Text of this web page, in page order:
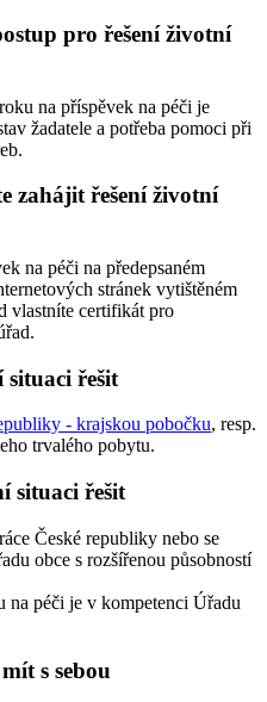
pro řešení životní
na příspěvek na péči je
žadatele a potřeba pomoci při
zahájit řešení životní
na péči na předepsaném
stránek vytištěném
vlastníte certifikát pro
situaci řešit
- krajskou pobočku, resp.
trvalého pobytu.
situaci řešit
České republiky nebo se
obce s rozšířenou působností
na péči je v kompetenci Úřadu
s sebou